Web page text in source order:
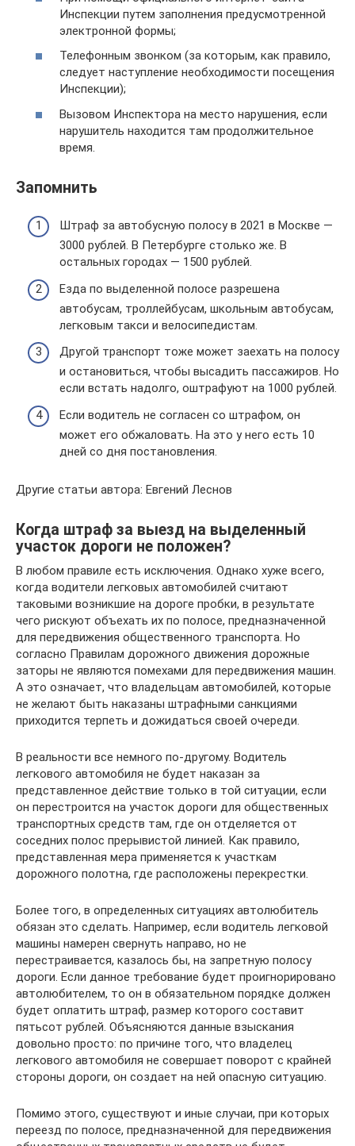
Инспекции путем заполнения предусмотренной
электронной формы;
Телефонным звонком (за которым, как правило,
следует наступление необходимости посещения
Инспекции);
Вызовом Инспектора на место нарушения, если
нарушитель находится там продолжительное
время.
Запомнить
Штраф за автобусную полосу в 2021 в Москве —
3000 рублей. В Петербурге столько же. В
остальных городах — 1500 рублей.
Езда по выделенной полосе разрешена
автобусам, троллейбусам, школьным автобусам,
легковым такси и велосипедистам.
Другой транспорт тоже может заехать на полосу
и остановиться, чтобы высадить пассажиров. Но
если встать надолго, оштрафуют на 1000 рублей.
Если водитель не согласен со штрафом, он
может его обжаловать. На это у него есть 10
дней со дня постановления.
Другие статьи автора: Евгений Леснов
Когда штраф за выезд на выделенный
участок дороги не положен?
В любом правиле есть исключения. Однако хуже всего,
когда водители легковых автомобилей считают
таковыми возникшие на дороге пробки, в результате
чего рискуют объехать их по полосе, предназначенной
для передвижения общественного транспорта. Но
согласно Правилам дорожного движения дорожные
заторы не являются помехами для передвижения машин.
А это означает, что владельцам автомобилей, которые
не желают быть наказаны штрафными санкциями
приходится терпеть и дожидаться своей очереди.
В реальности все немного по-другому. Водитель
легкового автомобиля не будет наказан за
представленное действие только в той ситуации, если
он перестроится на участок дороги для общественных
транспортных средств там, где он отделяется от
соседних полос прерывистой линией. Как правило,
представленная мера применяется к участкам
дорожного полотна, где расположены перекрестки.
Более того, в определенных ситуациях автолюбитель
обязан это сделать. Например, если водитель легковой
машины намерен свернуть направо, но не
перестраивается, казалось бы, на запретную полосу
дороги. Если данное требование будет проигнорировано
автолюбителем, то он в обязательном порядке должен
будет оплатить штраф, размер которого составит
пятьсот рублей. Объясняются данные взыскания
довольно просто: по причине того, что владелец
легкового автомобиля не совершает поворот с крайней
стороны дороги, он создает на ней опасную ситуацию.
Помимо этого, существуют и иные случаи, при которых
переезд по полосе, предназначенной для передвижения